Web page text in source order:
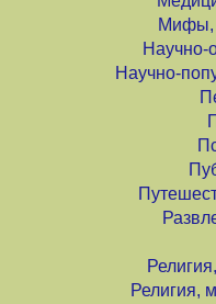
Мифы,
Научно-
Научно-
Религия,